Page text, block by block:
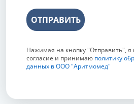
ОТПРАВИТЬ
Нажимая на кнопку "Отправить", я
согласие и принимаю политику
данных в ООО "Аритмомед"